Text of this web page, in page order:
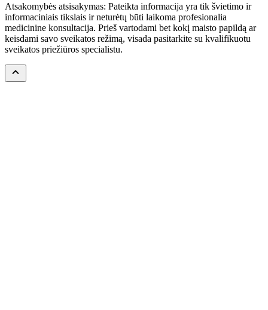
Atsakomybės atsisakymas: Pateikta informacija yra tik švietimo ir
informaciniais tikslais ir neturėtų būti laikoma profesionalia
medicinine konsultacija. Prieš vartodami bet kokį maisto papildą ar
keisdami savo sveikatos režimą, visada pasitarkite su kvalifikuotu
sveikatos priežiūros specialistu.